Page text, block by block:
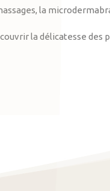
la
la délicatesse des